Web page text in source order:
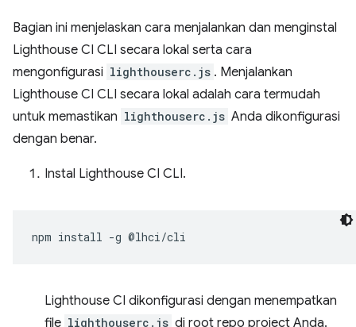
Bagian ini menjelaskan cara menjalankan dan menginstal
Lighthouse CI CLI secara lokal serta cara
mengonfigurasi lighthouserc.js . Menjalankan
Lighthouse CI CLI secara lokal adalah cara termudah
untuk memastikan lighthouserc.js Anda dikonfigurasi
dengan benar.
Instal Lighthouse CI CLI.
npm install -g
Lighthouse CI dikonfigurasi dengan menempatkan
file lighthouserc.js di root repo project Anda.